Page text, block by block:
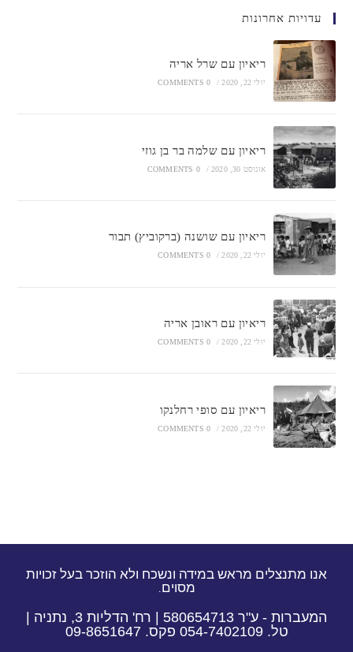
עדויות אחרונות
ריאיון עם שרל אריה
יולי 22, 2020 /
0 COMMENTS
ריאיון עם שלמה בר בן גוזי
אוגוסט 30, 2020 /
0 COMMENTS
ריאיון עם שושנה (ברקוביץ) תבור
יולי 22, 2020 /
0 COMMENTS
ריאיון עם ראובן אריה
יולי 22, 2020 /
0 COMMENTS
ריאיון עם סופי רחלנקו
יולי 22, 2020 /
0 COMMENTS
אנו מתנצלים מראש במידה ונשכח ולא הוזכר בעל זכויות
מסוים.
המעברות - ע"ר 580654713 | רח' הדליות 3, נתניה |
טל. 054-7402109 פקס. 09-8651647​